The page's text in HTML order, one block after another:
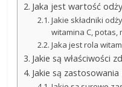
Jaka jest wartość
Jakie składniki
witamina C, potas,
Jaka jest rola
Jakie są właściwości
Jakie są